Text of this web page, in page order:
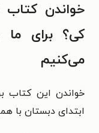
خواندن
کی؟ برای ما
می‌کنیم
ابتدای دبستان با